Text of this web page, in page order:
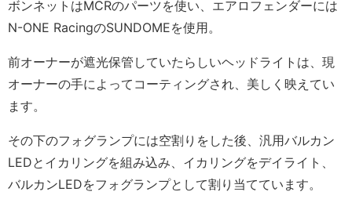
ボンネットはMCRのパーツを使い、エアロフェンダーには
N-ONE RacingのSUNDOMEを使用。
前オーナーが遮光保管していたらしいヘッドライトは、現
オーナーの手によってコーティングされ、美しく映えてい
ます。
その下のフォグランプには空割りをした後、汎用バルカン
LEDとイカリングを組み込み、イカリングをデイライト、
バルカンLEDをフォグランプとして割り当てています。